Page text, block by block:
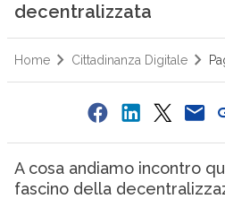
decentralizzata
Home Cittadinanza Digitale
A cosa andiamo incontro
fascino della